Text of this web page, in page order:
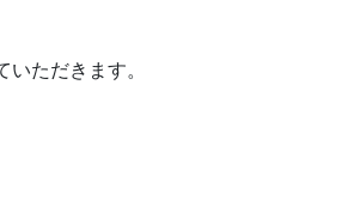
ただきます。